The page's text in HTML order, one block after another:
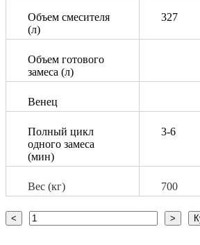
Объем смесителя
(л)
327
Объем готового
замеса (л)
Венец
Полный цикл
одного замеса
(мин)
­­3-6
Вес (кг) 700